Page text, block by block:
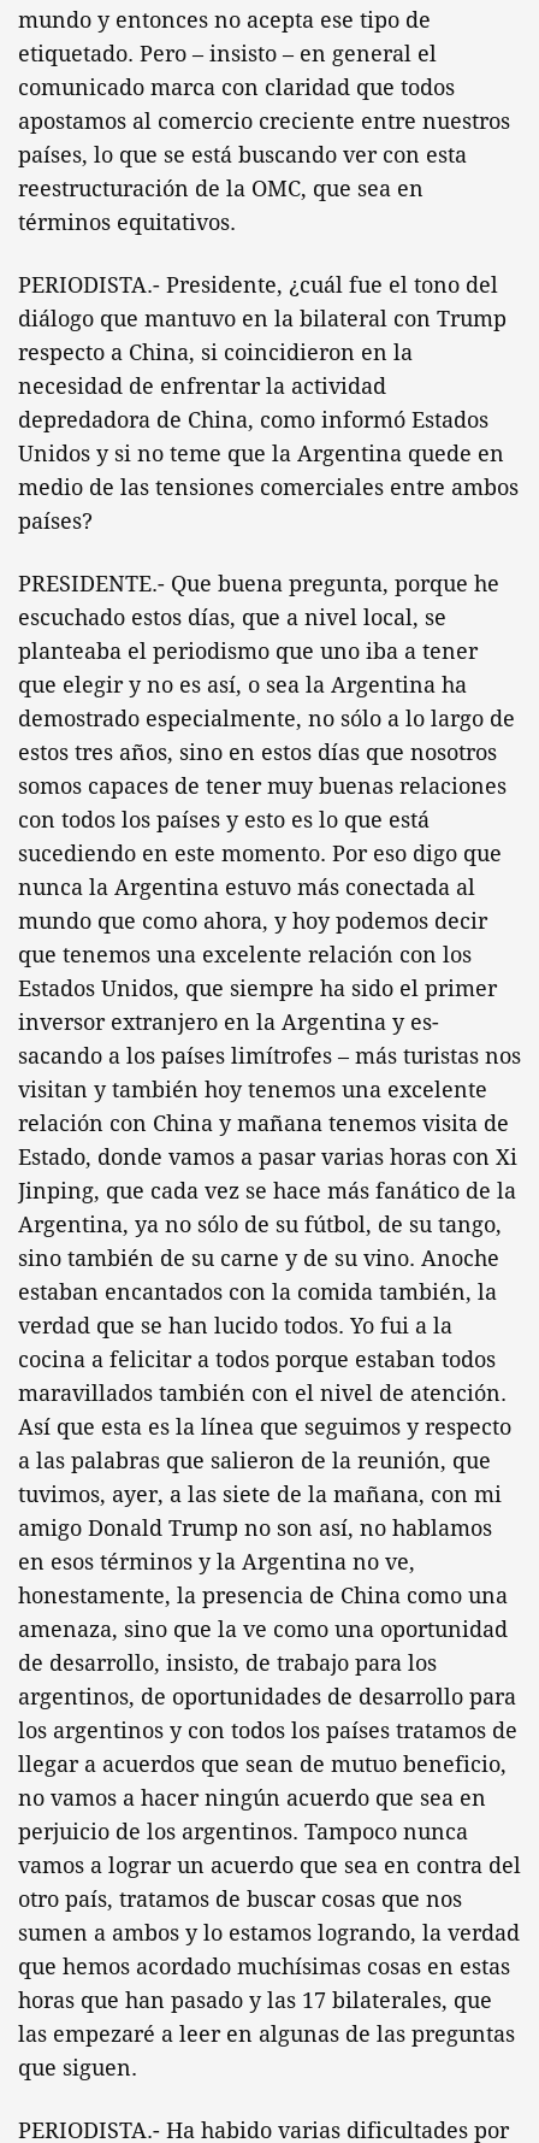
mundo y entonces no acepta ese tipo de
etiquetado. Pero – insisto – en general el
comunicado marca con claridad que todos
apostamos al comercio creciente entre nuestros
países, lo que se está buscando ver con esta
reestructuración de la OMC, que sea en
términos equitativos.
PERIODISTA.- Presidente, ¿cuál fue el tono del
diálogo que mantuvo en la bilateral con Trump
respecto a China, si coincidieron en la
necesidad de enfrentar la actividad
depredadora de China, como informó Estados
Unidos y si no teme que la Argentina quede en
medio de las tensiones comerciales entre ambos
países?
PRESIDENTE.- Que buena pregunta, porque he
escuchado estos días, que a nivel local, se
planteaba el periodismo que uno iba a tener
que elegir y no es así, o sea la Argentina ha
demostrado especialmente, no sólo a lo largo de
estos tres años, sino en estos días que nosotros
somos capaces de tener muy buenas relaciones
con todos los países y esto es lo que está
sucediendo en este momento. Por eso digo que
nunca la Argentina estuvo más conectada al
mundo que como ahora, y hoy podemos decir
que tenemos una excelente relación con los
Estados Unidos, que siempre ha sido el primer
inversor extranjero en la Argentina y es-
sacando a los países limítrofes – más turistas nos
visitan y también hoy tenemos una excelente
relación con China y mañana tenemos visita de
Estado, donde vamos a pasar varias horas con Xi
Jinping, que cada vez se hace más fanático de la
Argentina, ya no sólo de su fútbol, de su tango,
sino también de su carne y de su vino. Anoche
estaban encantados con la comida también, la
verdad que se han lucido todos. Yo fui a la
cocina a felicitar a todos porque estaban todos
maravillados también con el nivel de atención.
Así que esta es la línea que seguimos y respecto
a las palabras que salieron de la reunión, que
tuvimos, ayer, a las siete de la mañana, con mi
amigo Donald Trump no son así, no hablamos
en esos términos y la Argentina no ve,
honestamente, la presencia de China como una
amenaza, sino que la ve como una oportunidad
de desarrollo, insisto, de trabajo para los
argentinos, de oportunidades de desarrollo para
los argentinos y con todos los países tratamos de
llegar a acuerdos que sean de mutuo beneficio,
no vamos a hacer ningún acuerdo que sea en
perjuicio de los argentinos. Tampoco nunca
vamos a lograr un acuerdo que sea en contra del
otro país, tratamos de buscar cosas que nos
sumen a ambos y lo estamos logrando, la verdad
que hemos acordado muchísimas cosas en estas
horas que han pasado y las 17 bilaterales, que
las empezaré a leer en algunas de las preguntas
que siguen.
PERIODISTA.- Ha habido varias dificultades por